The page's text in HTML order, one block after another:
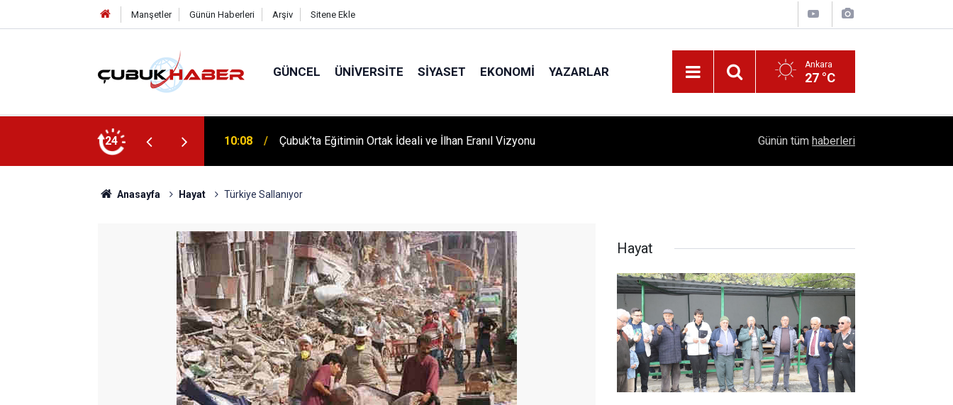
Manşetler Günün Haberleri Arşiv Sitene Ekle
GÜNCEL ÜNIVERSITE SIYASET EKONOMI YAZARLAR Ankara
27 °C
24
Eranıl Vizyonu 12:06 ÇUBUK’TA ‘YAZA MERHABA’ COŞKUSU: Kursiyerler Gönüllerince Eğlendi! 1504 Kep, Tek Bir Hedef: Bilim Kenti Çubuk
Günün tüm haberleri
Anasayfa Hayat Türkiye Sallanıyor
Hayat